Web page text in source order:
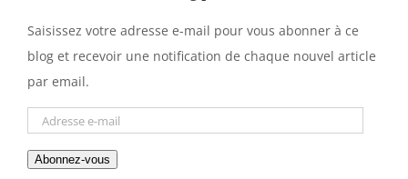
Saisissez votre adresse e-mail pour vous abonner à ce
blog et recevoir une notification de chaque nouvel article
par email.
Adresse
mail
Abonnez-vous